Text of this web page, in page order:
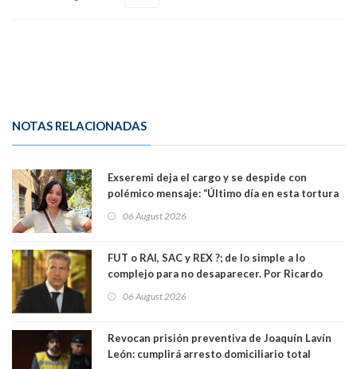
NOTAS RELACIONADAS
Exseremi deja el cargo y se despide con
polémico mensaje: “Último día en esta tortura
06 August 2026
FUT o RAI, SAC y REX ?; de lo simple a lo
complejo para no desaparecer. Por Ricardo
06 August 2026
Revocan prisión preventiva de Joaquín Lavín
León: cumplirá arresto domiciliario total